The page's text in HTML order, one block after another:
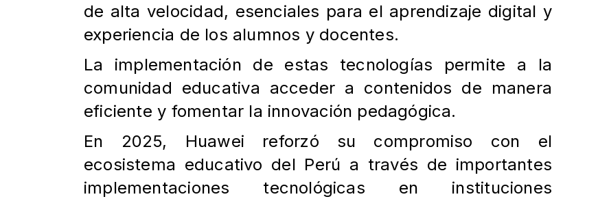
de alta velocidad, esenciales para el aprendizaje digital y
experiencia de los alumnos y docentes.
La implementación de estas tecnologías permite a la
comunidad educativa acceder a contenidos de manera
eficiente y fomentar la innovación pedagógica.
En 2025, Huawei reforzó su compromiso con el
ecosistema educativo del Perú a través de importantes
implementaciones tecnológicas en instituciones